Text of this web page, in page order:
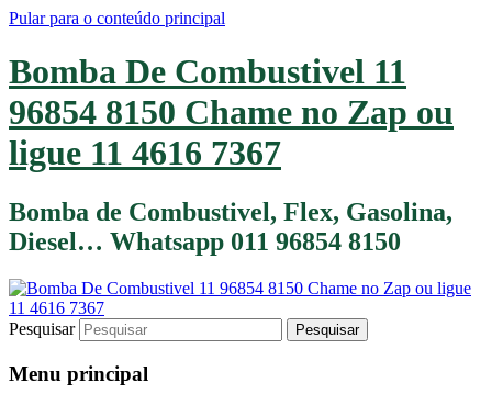
Pular para o conteúdo principal
Bomba De Combustivel 11
96854 8150 Chame no Zap ou
ligue 11 4616 7367
Bomba de Combustivel, Flex, Gasolina,
Diesel… Whatsapp 011 96854 8150
Pesquisar
Menu principal